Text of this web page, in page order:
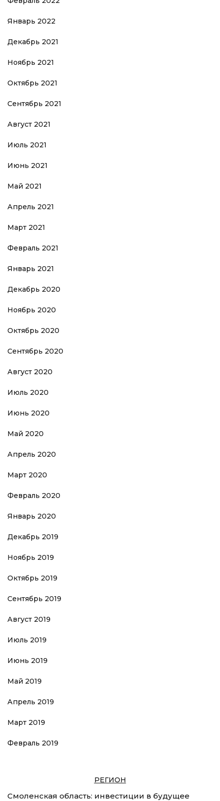
Январь 2022
Декабрь 2021
Ноябрь 2021
Октябрь 2021
Сентябрь 2021
Август 2021
Июль 2021
Июнь 2021
Май 2021
Апрель 2021
Март 2021
Февраль 2021
Январь 2021
Декабрь 2020
Ноябрь 2020
Октябрь 2020
Сентябрь 2020
Август 2020
Июль 2020
Июнь 2020
Май 2020
Апрель 2020
Март 2020
Февраль 2020
Январь 2020
Декабрь 2019
Ноябрь 2019
Октябрь 2019
Сентябрь 2019
Август 2019
Июль 2019
Июнь 2019
Май 2019
Апрель 2019
Март 2019
Февраль 2019
РЕГИОН
Смоленская область: инвестиции в будущее